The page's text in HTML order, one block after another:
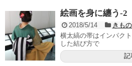
絵画を身に纏う-2
2018/5/14
きも
横太縞の帯はインパク
した結び方で
記